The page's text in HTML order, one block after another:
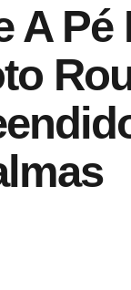
A Pé